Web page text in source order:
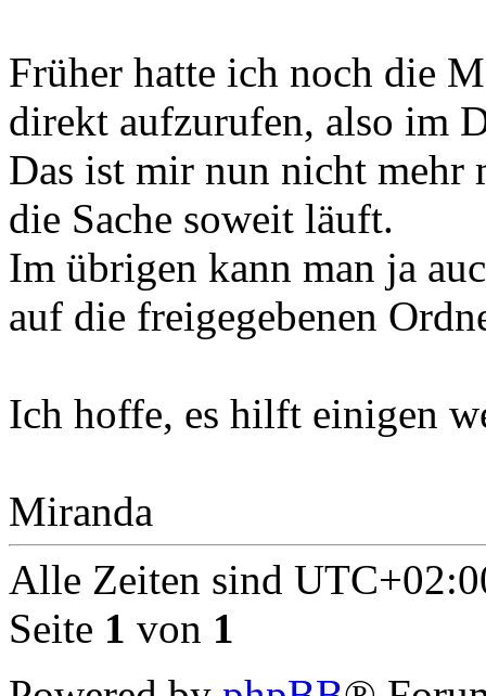
Früher hatte ich noch die
direkt aufzurufen, also im
Das ist mir nun nicht mehr
die Sache soweit läuft.
Im übrigen kann man ja
auf die freigegebenen
Ich hoffe, es hilft einigen
Miranda
Alle Zeiten sind
Seite 1 von 1